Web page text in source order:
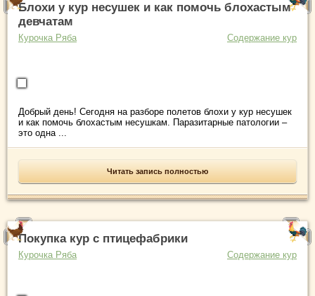
Блохи у кур несушек и как помочь блохастым
девчатам
Курочка Ряба Содержание кур
Добрый день! Сегодня на разборе полетов блохи у кур несушек
и как помочь блохастым несушкам. Паразитарные патологии –
это одна ...
Читать запись полностью
Покупка кур с птицефабрики
Курочка Ряба Содержание кур